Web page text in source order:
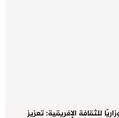
للثقافة الإفريقية: تعزيز